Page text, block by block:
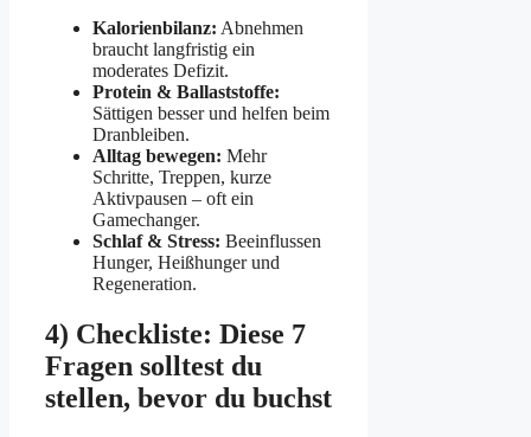
Kalorienbilanz: Abnehmen
braucht langfristig ein
moderates Defizit.
Protein & Ballaststoffe:
Sättigen besser und helfen beim
Dranbleiben.
Alltag bewegen: Mehr
Schritte, Treppen, kurze
Aktivpausen – oft ein
Gamechanger.
Schlaf & Stress: Beeinflussen
Hunger, Heißhunger und
Regeneration.
4) Checkliste: Diese 7
Fragen solltest du
stellen, bevor du buchst